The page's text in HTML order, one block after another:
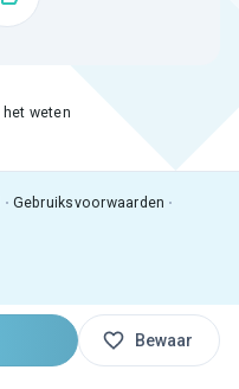
Bewaar
het weten
Gebruiksvoorwaarden